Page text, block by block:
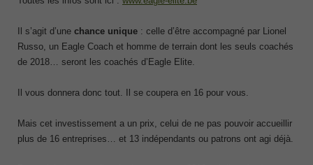
Il s’agit d’une chance unique : celle d’être accompagné par Lionel
Russo, un Eagle Coach et homme de terrain dont les seuls coachés
de 2018… seront les coachés d’Eagle Elite.
Il vous donnera donc tout. Il se coupera en 16 pour vous.
Mais cet investissement a un prix, celui de ne pas pouvoir accueillir
plus de 16 entreprises… et 13 indépendants ou patrons ont agi déjà.